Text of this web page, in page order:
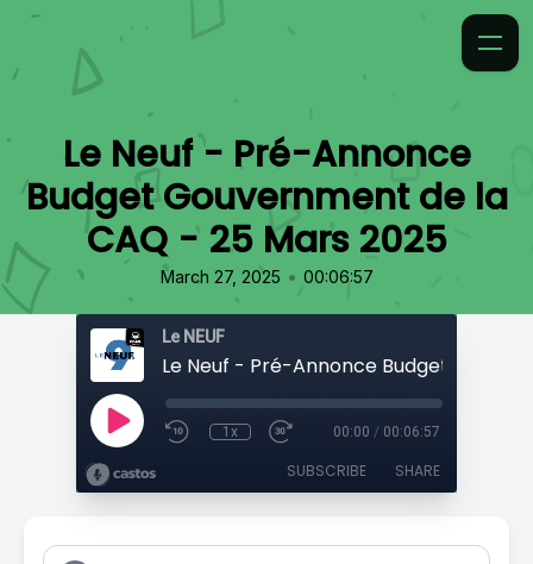
Le Neuf - Pré-Annonce
Budget Gouvernment de la
CAQ - 25 Mars 2025
March 27, 2025 • 00:06:57
Le NEUF
1x 00:00 / 00:06:57
SUBSCRIBE SHARE